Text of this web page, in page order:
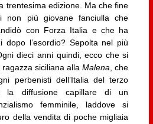
trentesima edizione. Ma che fine
non più giovane fanciulla che
con Forza Italia e che ha
dopo l’esordio? Sepolta nel più
dieci anni quindi, ecco che si
ragazza siciliana allaMalena, che
perbenisti dell’Italia del terzo
la diffusione capillare di un
femminile, laddove si
della vendita di poche migliaia